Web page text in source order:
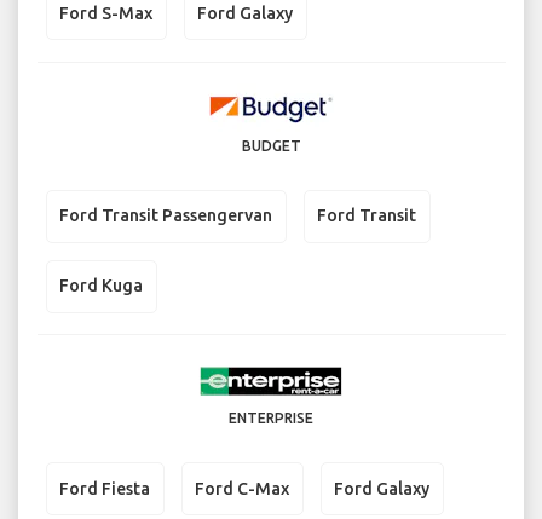
Ford S-Max Ford Galaxy
BUDGET
Ford Transit Passengervan Ford Transit
Ford Kuga
ENTERPRISE
Ford Fiesta Ford C-Max Ford Galaxy